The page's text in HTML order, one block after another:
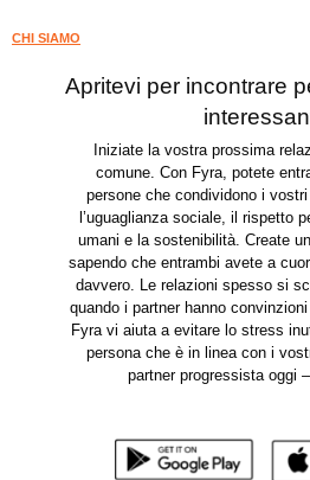
CHI SIAMO
Apritevi per incontrare
Iniziate la vostra prossima
comune. Con Fyra, potete
persone che condividono i
l’uguaglianza sociale, il rispetto
umani e la sostenibilità. Create
sapendo che entrambi avete a
davvero. Le relazioni spesso si
quando i partner hanno
Fyra vi aiuta a evitare lo stress
persona che è in linea con i
partner progressista oggi